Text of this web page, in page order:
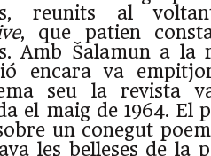
reunits al
, que patien
Amb Šalamun a la
encara va
seu la revista
el maig de 1964. El
un conegut
les belleses de la